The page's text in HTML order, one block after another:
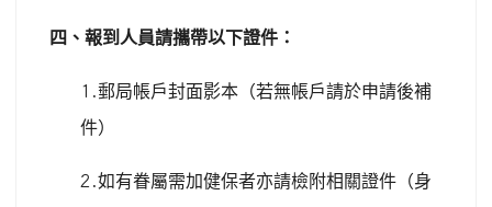
四、報到人員請攜帶以下證件：
1.郵局帳戶封面影本（若無帳戶請於申請後補
件）
2.如有眷屬需加健保者亦請檢附相關證件（身